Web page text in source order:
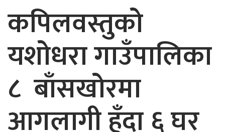
कपिलवस्तुको
यशोधरा गाउँपालिका
८ बाँसखोरमा
आगलागी हुँदा ६ घर